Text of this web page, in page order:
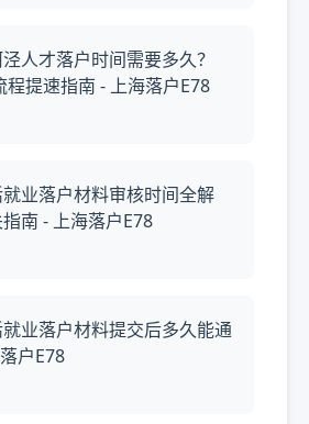
人才落户时间需要多久？
提速指南 - 上海落户E78
业落户材料审核时间全解
南 - 上海落户E78
业落户材料提交后多久能通
户E78